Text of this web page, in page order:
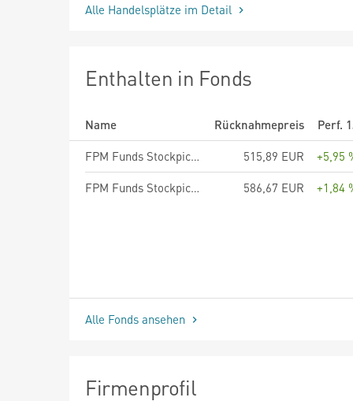
Alle Handelsplätze im Detail
Enthalten in Fonds
Name Rücknahmepreis
Perf.
FPM Funds Stockpicker Germany Small/Mid Cap - Anteilklasse C
515,89 EUR
+5,95
FPM Funds Stockpicker Germany All Cap - Anteilklasse C
586,67 EUR +1,84
Alle Fonds ansehen
Firmenprofil